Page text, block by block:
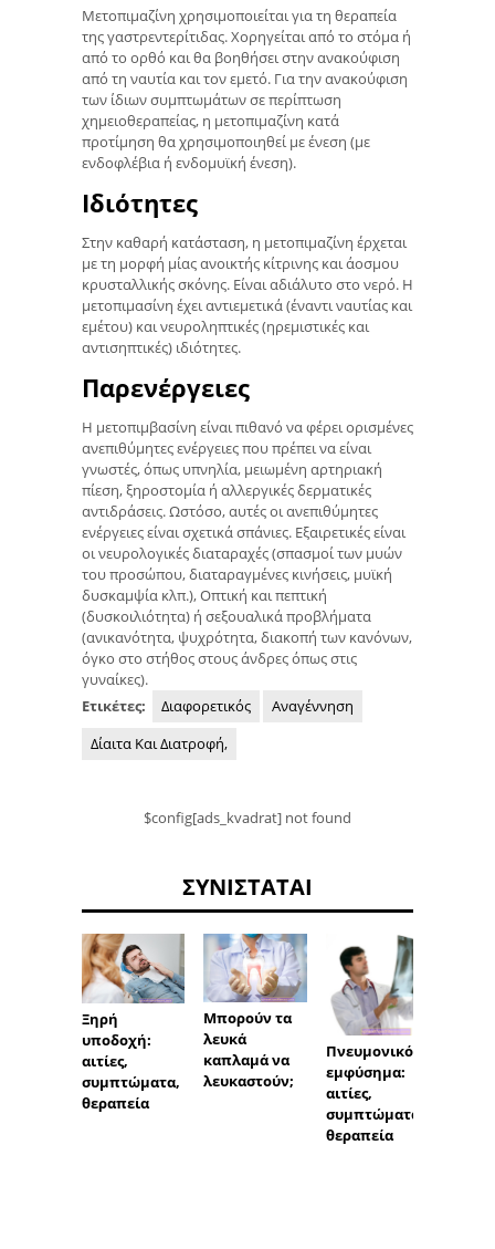
Μετοπιμαζίνη χρησιμοποιείται για τη θεραπεία
της γαστρεντερίτιδας. Χορηγείται από το στόμα ή
από το ορθό και θα βοηθήσει στην ανακούφιση
από τη ναυτία και τον εμετό. Για την ανακούφιση
των ίδιων συμπτωμάτων σε περίπτωση
χημειοθεραπείας, η μετοπιμαζίνη κατά
προτίμηση θα χρησιμοποιηθεί με ένεση (με
ενδοφλέβια ή ενδομυϊκή ένεση).
Ιδιότητες
Στην καθαρή κατάσταση, η μετοπιμαζίνη έρχεται
με τη μορφή μίας ανοικτής κίτρινης και άοσμου
κρυσταλλικής σκόνης. Είναι αδιάλυτο στο νερό. Η
μετοπιμασίνη έχει αντιεμετικά (έναντι ναυτίας και
εμέτου) και νευροληπτικές (ηρεμιστικές και
αντισηπτικές) ιδιότητες.
Παρενέργειες
Η μετοπιμβασίνη είναι πιθανό να φέρει ορισμένες
ανεπιθύμητες ενέργειες που πρέπει να είναι
γνωστές, όπως υπνηλία, μειωμένη αρτηριακή
πίεση, ξηροστομία ή αλλεργικές δερματικές
αντιδράσεις. Ωστόσο, αυτές οι ανεπιθύμητες
ενέργειες είναι σχετικά σπάνιες. Εξαιρετικές είναι
οι νευρολογικές διαταραχές (σπασμοί των μυών
του προσώπου, διαταραγμένες κινήσεις, μυϊκή
δυσκαμψία κλπ.), Οπτική και πεπτική
(δυσκοιλιότητα) ή σεξουαλικά προβλήματα
(ανικανότητα, ψυχρότητα, διακοπή των κανόνων,
όγκο στο στήθος στους άνδρες όπως στις
γυναίκες).
Ετικέτες:
Διαφορετικός
Αναγέννηση
Δίαιτα Και Διατροφή,
$config[ads_kvadrat] not found
ΣΥΝΙΣΤΆΤΑΙ
Ξηρή
υποδοχή:
αιτίες,
συμπτώματα,
θεραπεία
Μπορούν τα
λευκά
καπλαμά να
λευκαστούν;
Πνευμονικό
εμφύσημα:
αιτίες,
συμπτώματα,
θεραπεία